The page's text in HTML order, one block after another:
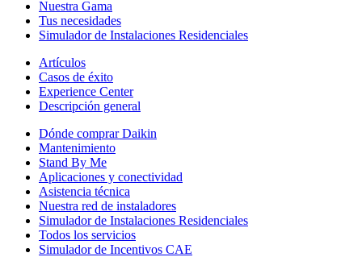
Nuestra Gama
Tus necesidades
Simulador de Instalaciones Residenciales
Artículos
Casos de éxito
Experience Center
Descripción general
Dónde comprar Daikin
Mantenimiento
Stand By Me
Aplicaciones y conectividad
Asistencia técnica
Nuestra red de instaladores
Simulador de Instalaciones Residenciales
Todos los servicios
Simulador de Incentivos CAE